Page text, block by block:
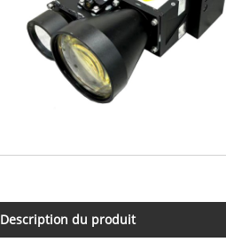
Description du produit